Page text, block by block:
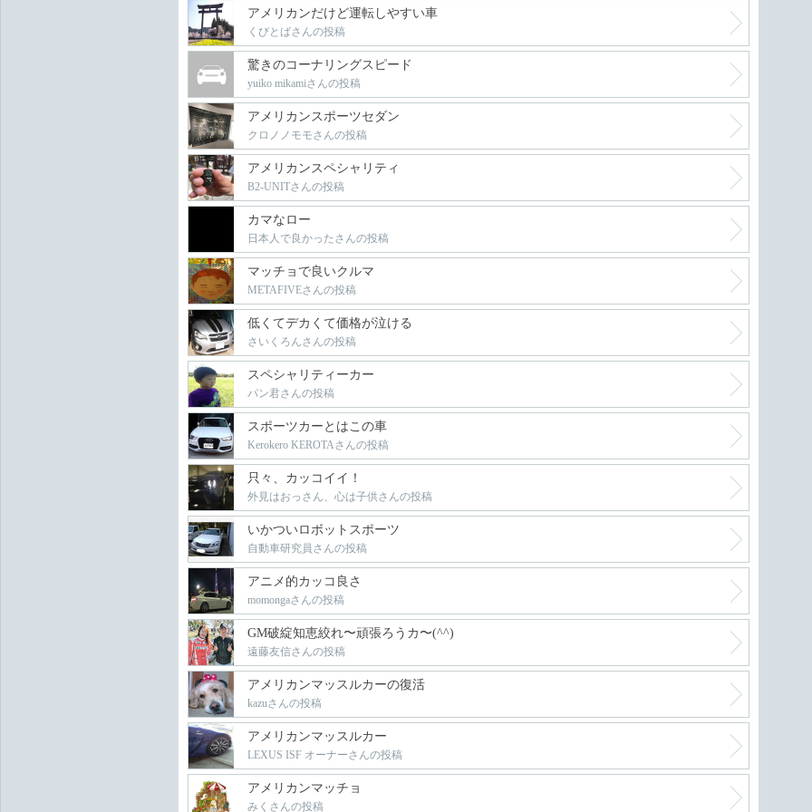
アメリカンだけど運転しやすい車
くびとばさんの投稿
驚きのコーナリングスピード
yuiko mikamiさんの投稿
アメリカンスポーツセダン
クロノノモモさんの投稿
アメリカンスペシャリティ
B2-UNITさんの投稿
カマなロー
日本人で良かったさんの投稿
マッチョで良いクルマ
METAFIVEさんの投稿
低くてデカくて価格が泣ける
さいくろんさんの投稿
スペシャリティーカー
パン君さんの投稿
スポーツカーとはこの車
Kerokero KEROTAさんの投稿
只々、カッコイイ！
外見はおっさん、心は子供さんの投稿
いかついロボットスポーツ
自動車研究員さんの投稿
アニメ的カッコ良さ
momongaさんの投稿
GM破綻知恵絞れ〜頑張ろうカ〜(^^)
遠藤友信さんの投稿
アメリカンマッスルカーの復活
kazuさんの投稿
アメリカンマッスルカー
LEXUS ISF オーナーさんの投稿
アメリカンマッチョ
みくさんの投稿